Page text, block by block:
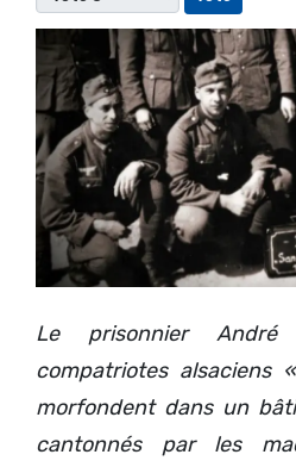
Le prisonnier
compatriotes alsaciens
morfondent dans un
cantonnés par les